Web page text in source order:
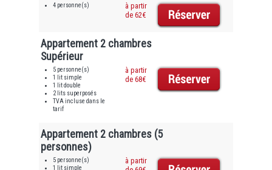
4 personne(s)
à partir
de 62€
Appartement 2 chambres
Supérieur
5 personne(s)
1 lit simple
1 lit double
2 lits superposés
TVA incluse dans le
tarif
à partir
de 68€
Appartement 2 chambres (5
personnes)
5 personne(s)
1 lit simple
à partir